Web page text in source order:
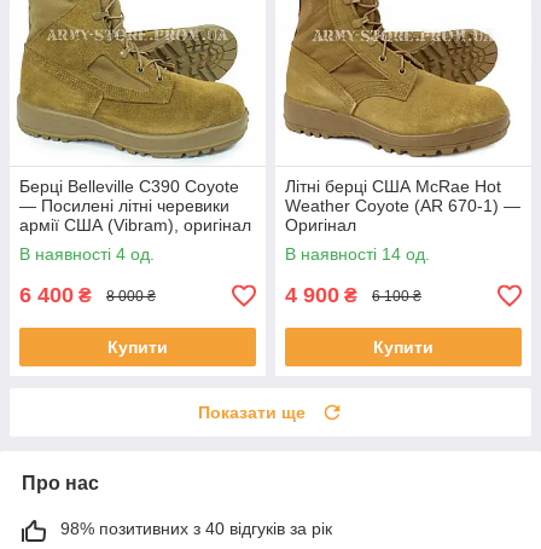
Берці Belleville C390 Coyote
— Посилені літні черевики
армії США (Vibram), оригінал
В наявності 4 од.
6 400 ₴ 8 000 ₴
Купити
Літні берці США McRae Hot
Weather Coyote (AR 670-1) —
Оригінал
В наявності 14 од.
4 900 ₴ 6 100 ₴
Купити
Показати ще
Про нас
98% позитивних з 40 відгуків за рік